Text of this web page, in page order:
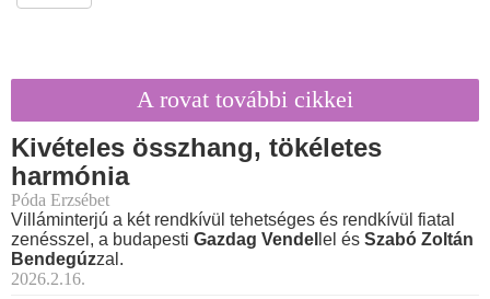
A rovat további cikkei
Kivételes összhang, tökéletes
harmónia
Póda Erzsébet
Villáminterjú a két rendkívül tehetséges és rendkívül fiatal
zenésszel, a budapesti Gazdag Vendel lel és Szabó Zoltán
Bendegúzzal.
2026.2.16.